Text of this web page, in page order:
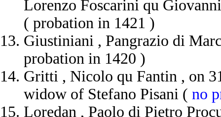
Lorenzo Foscarini qu
( probation in 1421 )
Giustiniani , Pangrazio di
probation in 1420 )
Gritti , Nicolo qu Fantin , on
widow of Stefano Pisani ( no
Loredan , Paolo di Pietro